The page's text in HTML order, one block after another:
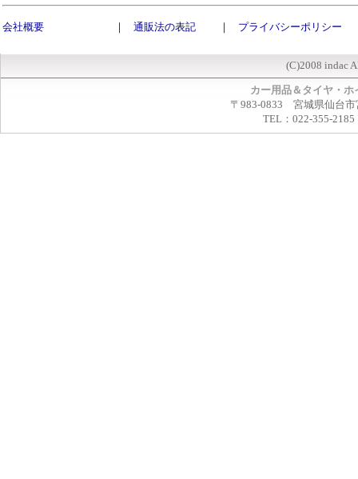
会社概要 ｜ 通販法の表記 ｜ プライバシーポリシー
(C)2008 indac
カー用品＆タイヤ・
〒983-0833 宮城県仙台市
TEL：022-355-